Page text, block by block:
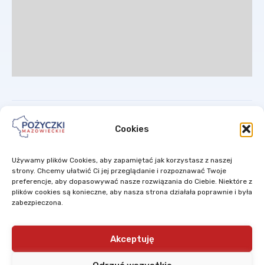
Cookies
Używamy plików Cookies, aby zapamiętać jak korzystasz z naszej
strony. Chcemy ułatwić Ci jej przeglądanie i rozpoznawać Twoje
preferencje, aby dopasowywać nasze rozwiązania do Ciebie. Niektóre z
plików cookies są konieczne, aby nasza strona działała poprawnie i była
zabezpieczona.
Akceptuję
Mazowiecki Regionalny Fundusz Pożyczkowy Sp. z o.o. to spółka ze
100% udziałem Samorządu Województwa Mazowieckiego.
Projekty są finansowane w ramach ponownego wykorzystania
Regionalnego Programu Operacyjnego Województwa Mazowieckiego
których dysponentem jest Zarząd Województwa
Mazowieckiego.